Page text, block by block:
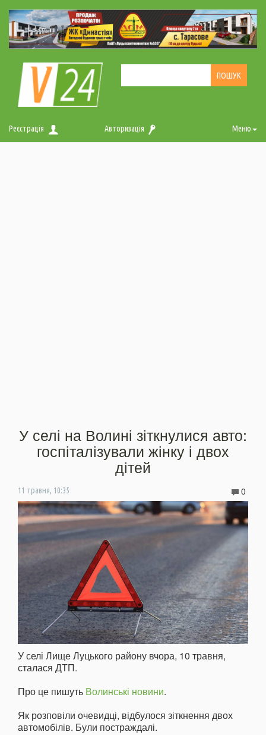
Реєстрація Авторизація Меню
У селі на Волині зіткнулися авто:
госпіталізували жінку і двох
дітей
11 травня, 10:35 0
У селі Лище Луцького району вчора, 10 травня,
сталася ДТП.
Про це пишуть Волинські новини.
Як розповіли очевидці, відбулося зіткнення двох
автомобілів. Були постраждалі.